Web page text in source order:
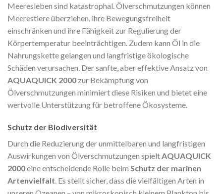
Meeresleben sind katastrophal. Ölverschmutzungen können
Meerestiere überziehen, ihre Bewegungsfreiheit
einschränken und ihre Fähigkeit zur Regulierung der
Körpertemperatur beeinträchtigen. Zudem kann Öl in die
Nahrungskette gelangen und langfristige ökologische
Schäden verursachen. Der sanfte, aber effektive Ansatz von
AQUAQUICK 2000 zur Bekämpfung von
Ölverschmutzungen minimiert diese Risiken und bietet eine
wertvolle Unterstützung für betroffene Ökosysteme.
Schutz der Biodiversität
Durch die Reduzierung der unmittelbaren und langfristigen
Auswirkungen von Ölverschmutzungen spieltAQUAQUICK
2000eine entscheidende Rolle beim Schutz der marinen
Artenvielfalt. Es stellt sicher, dass die vielfältigen Arten in